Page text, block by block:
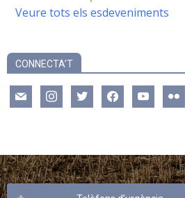
Veure tots els esdeveniments
CONNECTA’T
mail instagramtwitter facebookyoutube flickr